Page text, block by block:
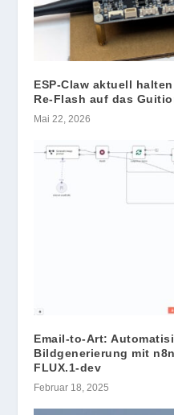
ESP-Claw aktuell
Re-Flash auf das
Mai 22, 2026
Email-to-Art:
Bildgenerierung mit
FLUX.1-dev
Februar 18, 2025